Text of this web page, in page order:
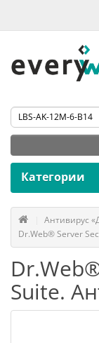
Категории
Антивирус
Dr.Web® Server
Suite.